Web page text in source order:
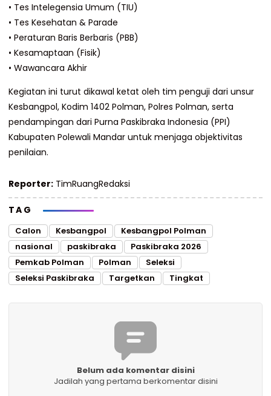
• ​Tes Intelegensia Umum (TIU)
• ​Tes Kesehatan & Parade
• ​Peraturan Baris Berbaris (PBB)
• ​Kesamaptaan (Fisik)
• ​Wawancara Akhir
Kegiatan ini turut dikawal ketat oleh tim penguji dari unsur
Kesbangpol, Kodim 1402 Polman, Polres Polman, serta
pendampingan dari Purna Paskibraka Indonesia (PPI)
Kabupaten Polewali Mandar untuk menjaga objektivitas
penilaian.
Reporter: TimRuangRedaksi
TAG
Calon Kesbangpol
Kesbangpol Polman
nasional
paskibraka
Paskibraka 2026
Pemkab Polman
Polman
Seleksi
Seleksi Paskibraka
Targetkan Tingkat
Belum ada komentar disini
Jadilah yang pertama berkomentar disini